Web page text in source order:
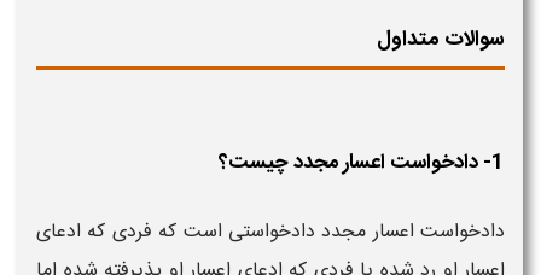
سوالات متداول
1- دادخواست اعسار مجدد چیست؟
دادخواست اعسار مجدد دادخواستی است که فردی که ادعای